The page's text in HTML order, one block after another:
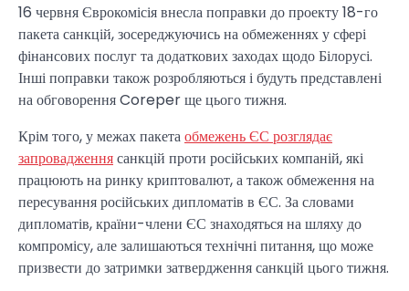
16 червня Єврокомісія внесла поправки до проекту 18-го
пакета санкцій, зосереджуючись на обмеженнях у сфері
фінансових послуг та додаткових заходах щодо Білорусі.
Інші поправки також розробляються і будуть представлені
на обговорення Coreper ще цього тижня.
Крім того, у межах пакетаобмежень ЄС розглядає
запровадженнясанкцій проти російських компаній, які
працюють на ринку криптовалют, а також обмеження на
пересування російських дипломатів в ЄС. За словами
дипломатів, країни-члени ЄС знаходяться на шляху до
компромісу, але залишаються технічні питання, що може
призвести до затримки затвердження санкцій цього тижня.